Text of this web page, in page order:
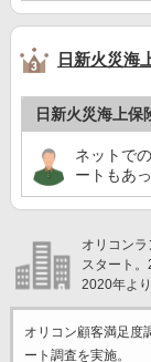
日新火災海
日新火災海上保
ネットで
ートもあ
オリコン
スタート
2020年よ
オリコン顧客満足度
ート調査を実施。